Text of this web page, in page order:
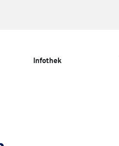
Infothek